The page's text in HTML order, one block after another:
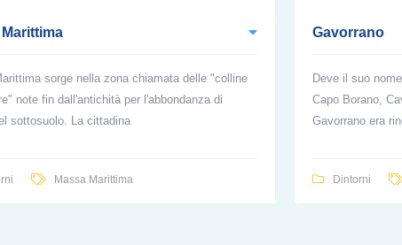
Marittima
sorge nella zona chiamata delle "colline
note fin dall'antichità per l'abbondanza di
sottosuolo. La cittadina
Massa Marittima
Gavorrano
Deve il suo
Capo Borano,
Gavorrano era
Dintorni